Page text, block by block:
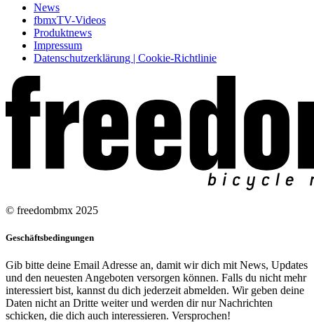
News
fbmxTV-Videos
Produktnews
Impressum
Datenschutzerklärung | Cookie-Richtlinie
© freedombmx 2025
Geschäftsbedingungen
Gib bitte deine Email Adresse an, damit wir dich mit News, Updates
und den neuesten Angeboten versorgen können. Falls du nicht mehr
interessiert bist, kannst du dich jederzeit abmelden. Wir geben deine
Daten nicht an Dritte weiter und werden dir nur Nachrichten
schicken, die dich auch interessieren. Versprochen!